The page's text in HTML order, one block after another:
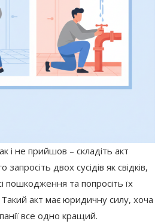
і не прийшов – складіть акт
двох сусідів як свідків,
пошкодження та попросіть їх
акт має юридичну силу, хоча
все одно кращий.